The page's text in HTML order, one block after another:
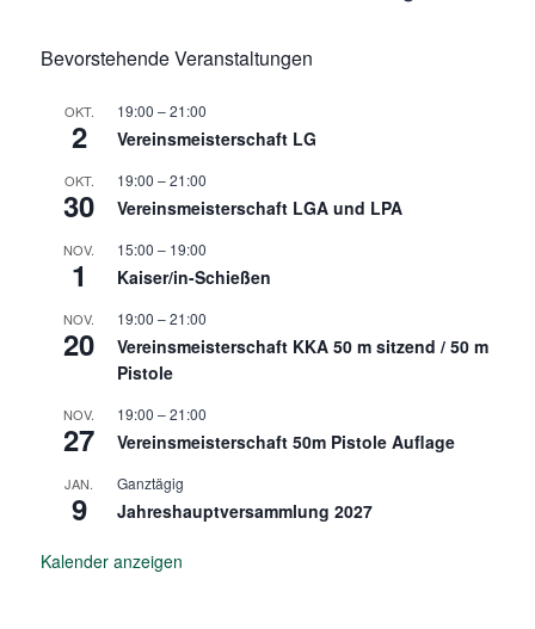
Bevorstehende Veranstaltungen
OKT.
2
19:00 –21:00
Vereinsmeisterschaft LG
OKT.
30
19:00 –21:00
Vereinsmeisterschaft LGA und LPA
NOV.
1
15:00 – 19:00
Kaiser/in-Schießen
NOV.
20
19:00 –21:00
Vereinsmeisterschaft KKA 50 m sitzend / 50 m
Pistole
NOV.
27
19:00 –21:00
Vereinsmeisterschaft 50m Pistole Auflage
JAN.
9
Ganztägig
Jahreshauptversammlung 2027
Kalender anzeigen